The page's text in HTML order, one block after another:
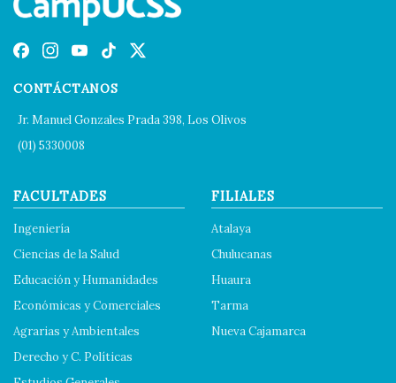
CONTÁCTANOS
Jr. Manuel Gonzales Prada 398, Los Olivos
(01) 5330008
FACULTADES
Ingeniería
Ciencias de la Salud
Educación y Humanidades
Económicas y Comerciales
Agrarias y Ambientales
Derecho y C. Políticas
FILIALES
Atalaya
Chulucanas
Huaura
Tarma
Nueva Cajamarca